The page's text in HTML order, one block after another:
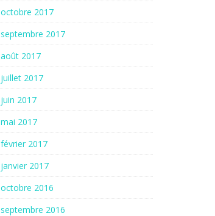
octobre 2017
septembre 2017
août 2017
juillet 2017
juin 2017
mai 2017
février 2017
janvier 2017
octobre 2016
septembre 2016